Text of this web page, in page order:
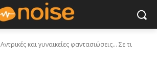
Αντρικές και γυναικείες φαντασιώσεις... Σε τι